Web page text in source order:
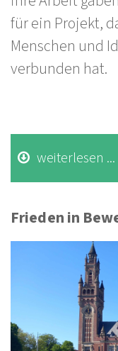
für ein Projekt,
Menschen und
verbunden hat.
weiterlesen ...
Frieden in